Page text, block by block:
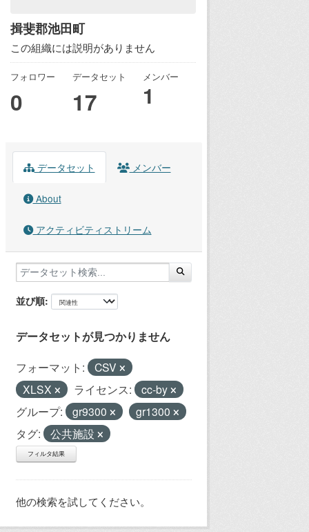
揖斐郡池田町
この組織には説明がありません
フォロワー
0
データセット
17
メンバー
1
データセット メンバー
About
アクティビティストリーム
並び順
データセットが見つかりません
フォーマット:
CSV
XLSX
ライセンス:
cc-by
グループ:
gr9300
gr1300
タグ:
公共施設
フィルタ結果
他の検索を試してください。